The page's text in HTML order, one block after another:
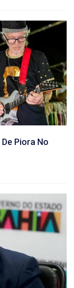
Piora No